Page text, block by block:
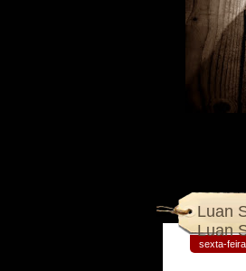
Luan
Luan
sexta-